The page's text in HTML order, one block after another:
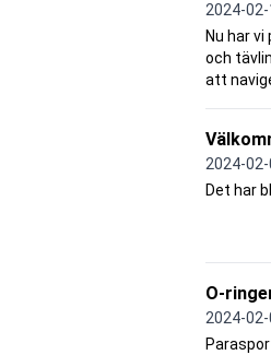
2024-
Nu har
och
att
2024-
Det har
O-
2024-